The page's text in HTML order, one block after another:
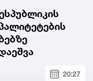
20:27